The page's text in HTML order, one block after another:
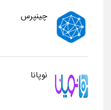
چینپرس
نوپانا